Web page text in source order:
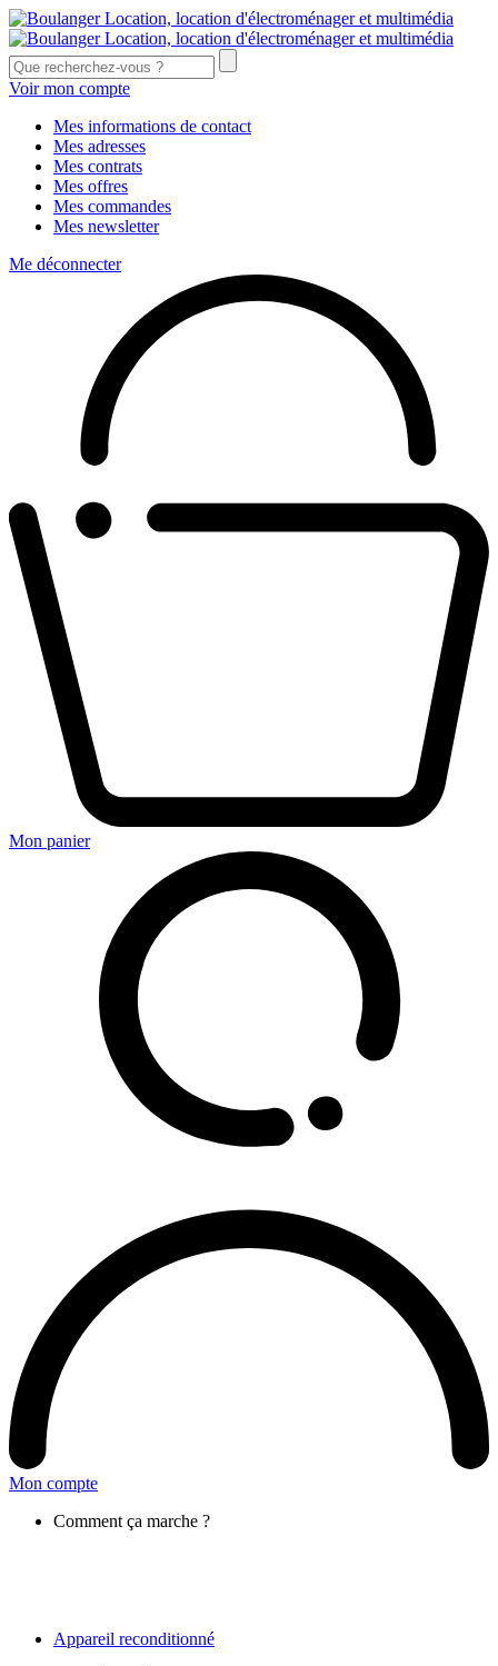
Voir mon compte
Mes informations de contact
Mes adresses
Mes contrats
Mes offres
Mes commandes
Mes newsletter
Me déconnecter
Mon panier
Mon compte
Comment ça marche ?
Appareil reconditionné